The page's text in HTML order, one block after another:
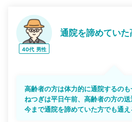
40代 男性
通院を諦めていた
高齢者の方は体力的に通院するの
ねつぎは平日午前、高齢者の方の送
今まで通院を諦めていた方でも通え